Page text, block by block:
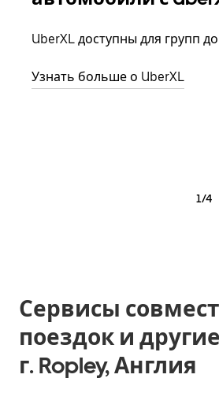
UberXL доступны для групп
Узнать больше о UberXL
1/4
Сервисы
поездок и
г. Ropley, Англия